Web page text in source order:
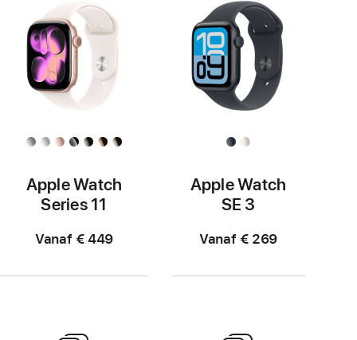
Apple Watch
Series 11
Vanaf € 449
Apple Watch
SE 3
Vanaf € 269